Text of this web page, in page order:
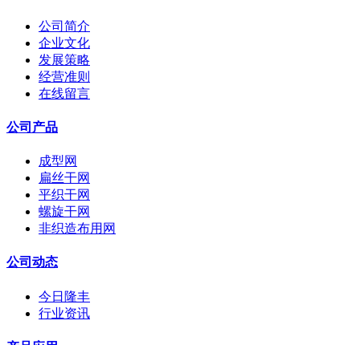
公司简介
企业文化
发展策略
经营准则
在线留言
公司产品
成型网
扁丝干网
平织干网
螺旋干网
非织造布用网
公司动态
今日隆丰
行业资讯